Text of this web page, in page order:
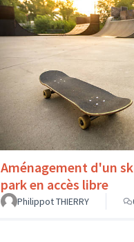
Aménagement d'un
park en accès libre
Philippot THIERRY